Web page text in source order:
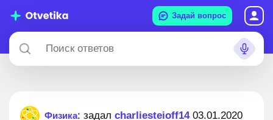
Задай вопрос
Физика: задал charliesteioff1403.01.2020